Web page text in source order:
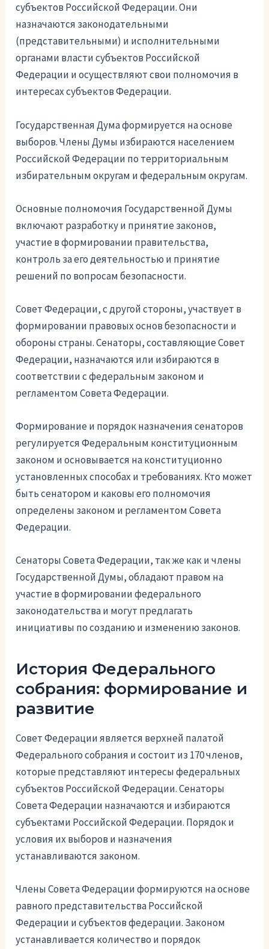
субъектов Российской Федерации. Они
назначаются законодательными
(представительными) и исполнительными
органами власти субъектов Российской
Федерации и осуществляют свои полномочия в
интересах субъектов Федерации.
Государственная Дума формируется на основе
выборов. Члены Думы избираются населением
Российской Федерации по территориальным
избирательным округам и федеральным округам.
Основные полномочия Государственной Думы
включают разработку и принятие законов,
участие в формировании правительства,
контроль за его деятельностью и принятие
решений по вопросам безопасности.
Совет Федерации, с другой стороны, участвует в
формировании правовых основ безопасности и
обороны страны. Сенаторы, составляющие Совет
Федерации, назначаются или избираются в
соответствии с федеральным законом и
регламентом Совета Федерации.
Формирование и порядок назначения сенаторов
регулируется Федеральным конституционным
законом и основывается на конституционно
установленных способах и требованиях. Кто может
быть сенатором и каковы его полномочия
определены законом и регламентом Совета
Федерации.
Сенаторы Совета Федерации, так же как и члены
Государственной Думы, обладают правом на
участие в формировании федерального
законодательства и могут предлагать
инициативы по созданию и изменению законов.
История Федерального
собрания: формирование и
развитие
Совет Федерации является верхней палатой
Федерального собрания и состоит из 170 членов,
которые представляют интересы федеральных
субъектов Российской Федерации. Сенаторы
Совета Федерации назначаются и избираются
субъектами Российской Федерации. Порядок и
условия их выборов и назначения
устанавливаются законом.
Члены Совета Федерации формируются на основе
равного представительства Российской
Федерации и субъектов федерации. Законом
устанавливается количество и порядок